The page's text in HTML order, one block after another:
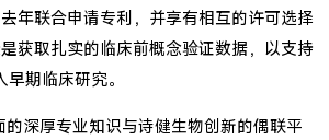
年联合申请专利，并享有相互的许可选择
获取扎实的临床前概念验证数据，以支持
期临床研究。
的深厚专业知识与诗健生物创新的偶联平